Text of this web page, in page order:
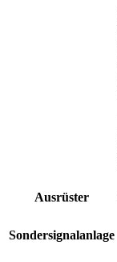
Ausrüster
Sondersignalanlage